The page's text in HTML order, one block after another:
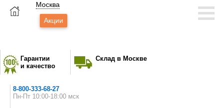
Москва
Акции
Гарантии
и качество
Склад в Москве
8-800-333-68-27
Пн-Пт 10:00-18:00 мск